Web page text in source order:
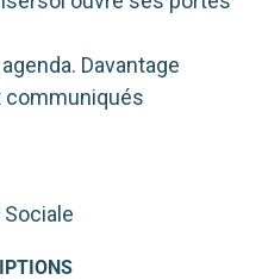
Davantage
com­mu­ni­qués
Sociale